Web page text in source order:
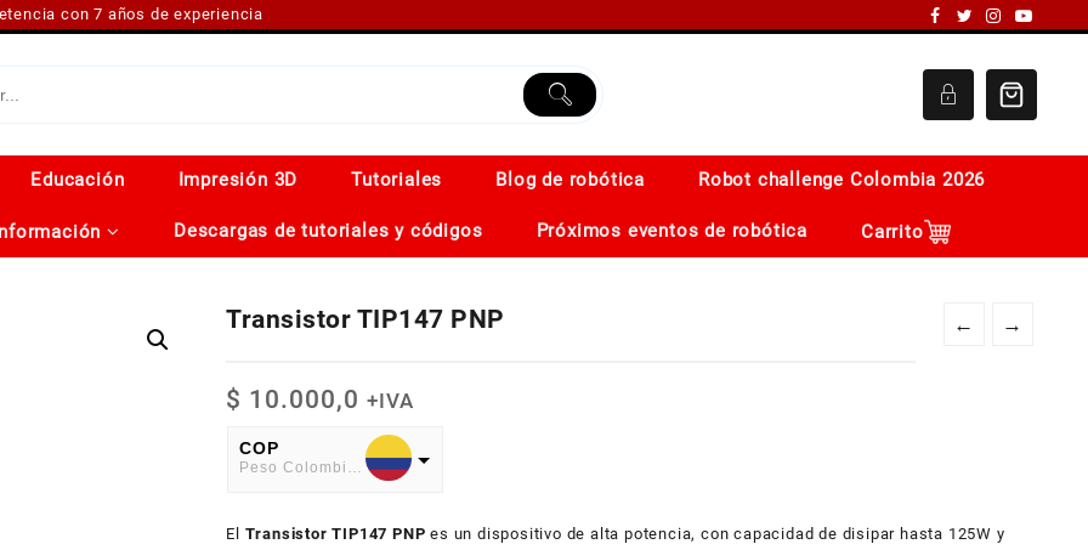
con 7 años de experiencia
Educación Impresión 3D Tutoriales Blog de robótica Robot challenge Colombia 2026
Descargas de tutoriales y códigos Próximos eventos de robótica Carrito
← →
Transistor TIP147 PNP
$ 10.000,0 +IVA
COP
Peso Colombiano
American Dollar
El Transistor TIP147 PNP es un dispositivo de alta potencia, con capacidad de disipar hasta 125W y